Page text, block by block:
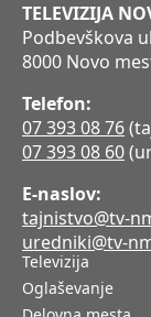
TELEVIZIJA
Podbevškova
8000 Novo
Telefon:
07 393 08 76
07 393 08 60
E-naslov:
tajnistvo@tv-
uredniki@tv-
Televizija
Oglaševanje